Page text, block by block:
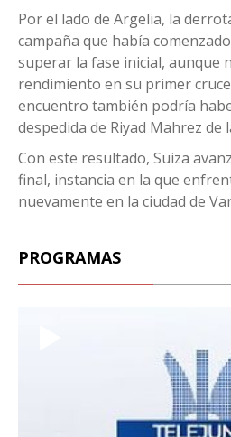
Por el lado de Argelia, la
campaña que había
superar la fase inicial, aunque
rendimiento en su primer
encuentro también podría
despedida de Riyad Mahrez de
Con este resultado, Suiza
final, instancia en la que
nuevamente en la ciudad de
PROGRAMAS